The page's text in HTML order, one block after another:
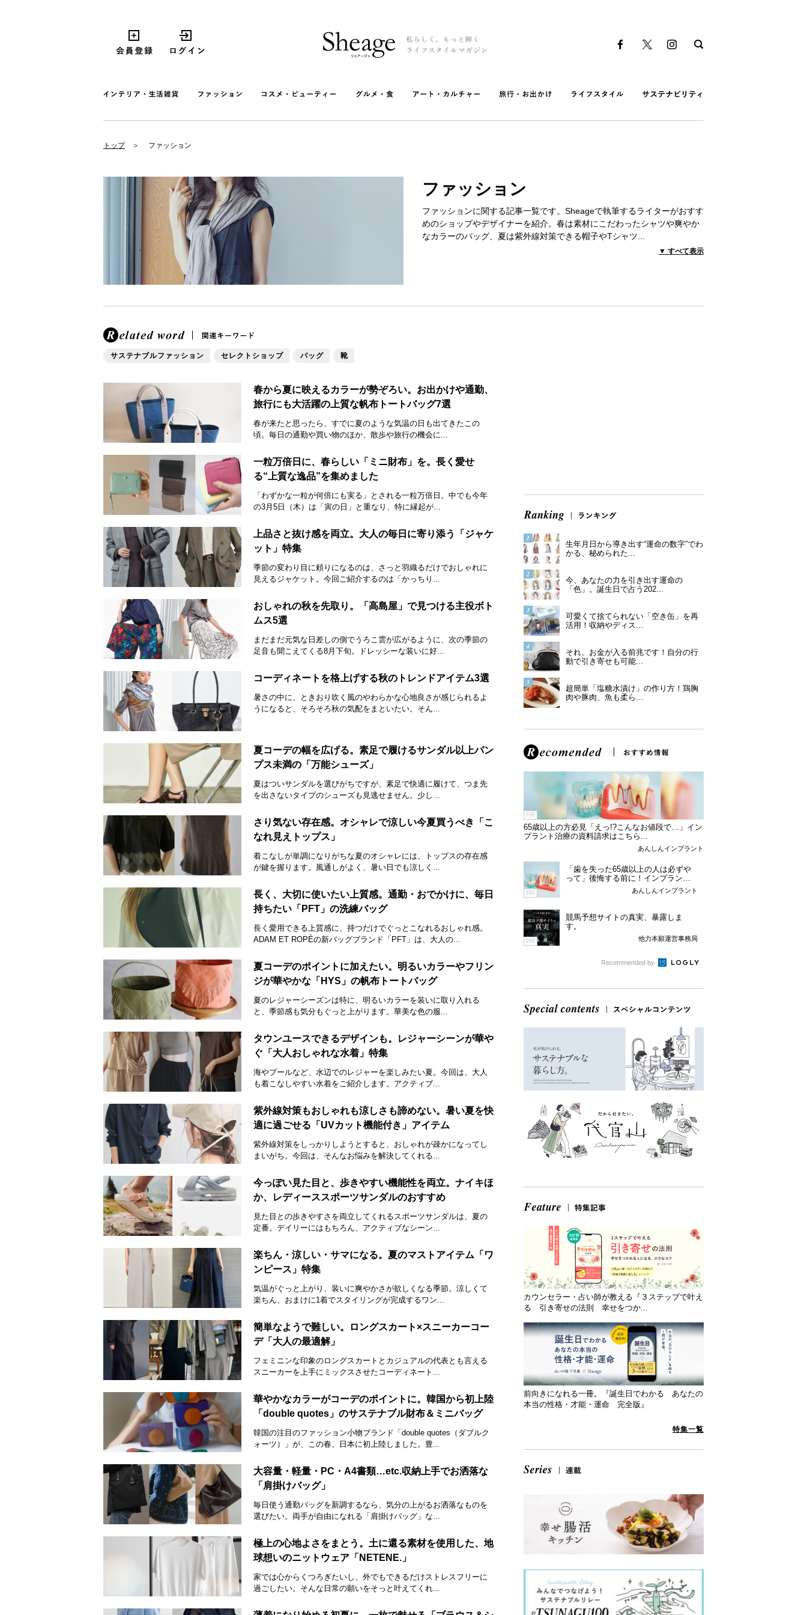
トップ ファッション
ファッション
ファッションに関する記事一覧です。Sheageで執筆するライターがおすす
めのショップやデザイナーを紹介。春は素材にこだわったシャツや爽やか
なカラーのバッグ、夏は紫外線対策できる帽子やTシャツ
▼ すべて表示
サステナブルファッション セレクトショップ バッグ 靴
春から夏に映えるカラーが勢ぞろい。お出かけや通勤、
旅行にも大活躍の上質な帆布トートバッグ7選
春が来たと思ったら、すでに夏のような気温の日も出てきたこの
頃。毎日の通勤や買い物のほか、散歩や旅行の機会に...
一粒万倍日に、春らしい「ミニ財布」を。長く愛せ
る“上質な逸品”を集めました
「わずかな一粒が何倍にも実る」とされる一粒万倍日。中でも今年
の3月5日（木）は「寅の日」と重なり、特に縁起が...
上品さと抜け感を両立。大人の毎日に寄り添う「ジャケ
ット」特集
季節の変わり目に頼りになるのは、さっと羽織るだけでおしゃれに
見えるジャケット。今回ご紹介するのは「かっちり...
おしゃれの秋を先取り。「高島屋」で見つける主役ボト
ムス5選
まだまだ元気な日差しの側でうろこ雲が広がるように、次の季節の
足音も聞こえてくる8月下旬。ドレッシーな装いに好...
コーディネートを格上げする秋のトレンドアイテム3選
暑さの中に、ときおり吹く風のやわらかな心地良さが感じられるよ
うになると、そろそろ秋の気配をまといたい。そん...
夏コーデの幅を広げる。素足で履けるサンダル以上パン
プス未満の「万能シューズ」
夏はついサンダルを選びがちですが、素足で快適に履けて、つま先
を出さないタイプのシューズも見逃せません。少し...
さり気ない存在感。オシャレで涼しい今夏買うべき「こ
なれ見えトップス」
着こなしが単調になりがちな夏のオシャレには、トップスの存在感
が鍵を握ります。風通しがよく、暑い日でも涼しく...
長く、大切に使いたい上質感。通勤・おでかけに、毎日
持ちたい「PFT」の洗練バッグ
長く愛用できる上質感に、持つだけでぐっとこなれるおしゃれ感。
ADAM ET ROPÉの新バッグブランド「PFT」は、大人の...
夏コーデのポイントに加えたい。明るいカラーやフリン
ジが華やかな「HYS」の帆布トートバッグ
夏のレジャーシーズンは特に、明るいカラーを装いに取り入れる
と、季節感も気分もぐっと上がります。華美な色の服...
タウンユースできるデザインも。レジャーシーンが華や
ぐ「大人おしゃれな水着」特集
海やプールなど、水辺でのレジャーを楽しみたい夏。今回は、大人
も着こなしやすい水着をご紹介します。アクティブ...
紫外線対策もおしゃれも涼しさも諦めない。暑い夏を快
適に過ごせる「UVカット機能付き」アイテム
紫外線対策をしっかりしようとすると、おしゃれが疎かになってし
まいがち。今回は、そんなお悩みを解決してくれる...
今っぽい見た目と、歩きやすい機能性を両立。ナイキほ
か、レディーススポーツサンダルのおすすめ
見た目との歩きやすさを両立してくれるスポーツサンダルは、夏の
定番。デイリーにはもちろん、アクティブなシーン...
楽ちん・涼しい・サマになる。夏のマストアイテム「ワ
ンピース」特集
気温がぐっと上がり、装いに爽やかさが欲しくなる季節。涼しくて
楽ちん、おまけに1着でスタイリングが完成するワン...
簡単なようで難しい。ロングスカート×スニーカーコー
デ「大人の最適解」
フェミニンな印象のロングスカートとカジュアルの代表とも言える
スニーカーを上手にミックスさせたコーディネート...
華やかなカラーがコーデのポイントに。韓国から初上陸
「double quotes」のサステナブル財布＆ミニバッグ
韓国の注目のファッション小物ブランド「double quotes（ダブルク
ォーツ）」が、この春、日本に初上陸しました。豊...
大容量・軽量・PC・A4書類…etc.収納上手でお洒落な
「肩掛けバッグ」
毎日使う通勤バッグを新調するなら、気分の上がるお洒落なものを
選びたい。両手が自由になれる「肩掛けバッグ」な...
極上の心地よさをまとう。土に還る素材を使用した、地
球想いのニットウェア「NETENE.」
家では心からくつろぎたいし、外でもできるだけストレスフリーに
過ごしたい。そんな日常の願いをそっと叶えてくれ...
生年月日から導き出す“運命の数字”でわ
かる、秘められた...
今、あなたの力を引き出す運命の
「色」。誕生日で占う202...
可愛くて捨てられない「空き缶」を再
活用！収納やディス...
それ、お金が入る前兆です！自分の行
動で引き寄せも可能...
超簡単「塩糖水漬け」の作り方！鶏胸
肉や豚肉、魚も柔ら...
PR
65歳以上の方必見「えっ!?こんなお値段で…」イン
プラント治療の資料請求はこちら...
あんしんインプラント
PR
「歯を失った65歳以上の人は必ずや
って」後悔する前に！インプラント
あんしんインプラント
PR
競馬予想サイトの真実、暴露しま
す。
他力本願運営事務局
Recommended by
カウンセラー・占い師が教える『３ステップで叶え
る 引き寄せの法則 幸せをつか...
前向きになれる一冊。『誕生日でわかる あなたの
本当の性格・才能・運命 完全版』
特集一覧